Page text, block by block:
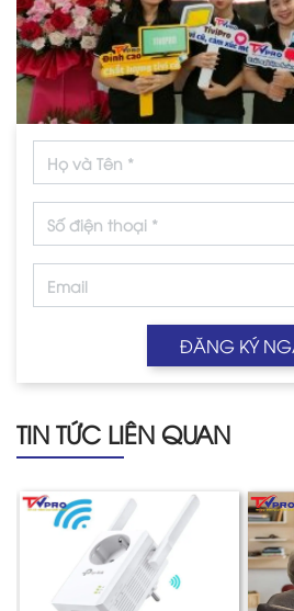
ĐĂNG KÝ
TIN TỨC LIÊN QUAN